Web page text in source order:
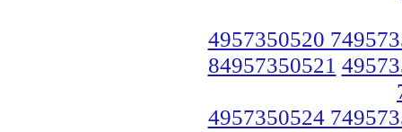
4957350520
84957350521
4957350524